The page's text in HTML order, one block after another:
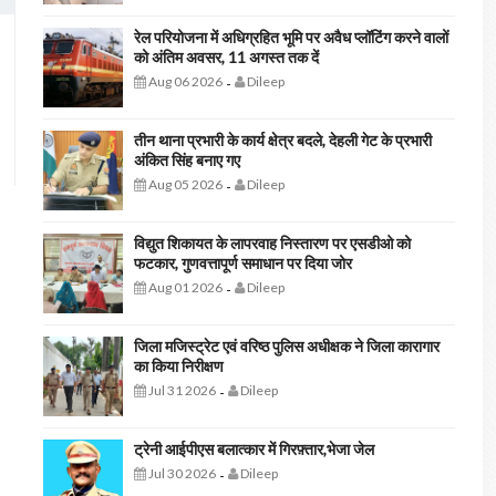
रेल परियोजना में अधिग्रहित भूमि पर अवैध प्लॉटिंग करने वालों
को अंतिम अवसर, 11 अगस्त तक दें
Aug 06 2026- Dileep
तीन थाना प्रभारी के कार्य क्षेत्र बदले, देहली गेट के प्रभारी
अंकित सिंह बनाए गए
Aug 05 2026- Dileep
विद्युत शिकायत के लापरवाह निस्तारण पर एसडीओ को
फटकार, गुणवत्तापूर्ण समाधान पर दिया जोर
Aug 01 2026- Dileep
जिला मजिस्ट्रेट एवं वरिष्ठ पुलिस अधीक्षक ने जिला कारागार
का किया निरीक्षण
Jul 31 2026- Dileep
ट्रेनी आईपीएस बलात्कार में गिरफ़्तार,भेजा जेल
Jul 30 2026- Dileep